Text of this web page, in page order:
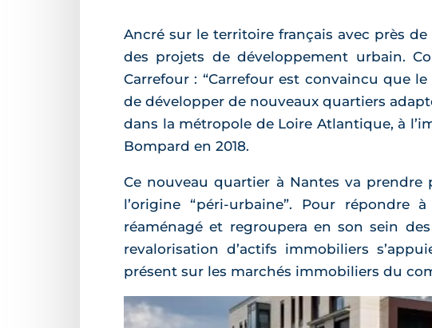
Ancré sur le territoire français avec près
des projets de développement urbain.
Carrefour : “Carrefour est convaincu que
de développer de nouveaux quartiers
dans la métropole de Loire Atlantique, à
Bompard en 2018.
Ce nouveau quartier à Nantes va
l’origine “péri-urbaine”. Pour
réaménagé et regroupera en son sein des
revalorisation d’actifs immobiliers
présent sur les marchés immobiliers du